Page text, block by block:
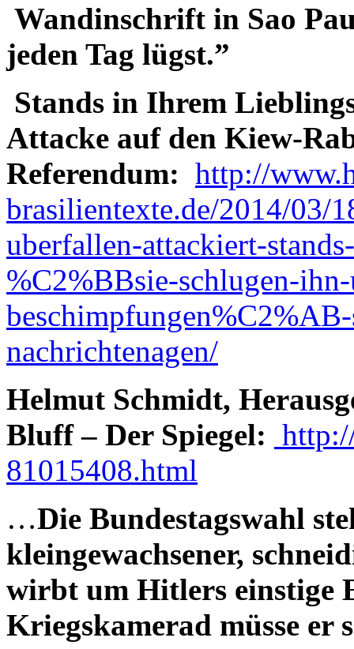
Wandinschrift in Sao
jeden Tag lügst.”
Stands in Ihrem
Attacke auf den Kiew-
Referendum: http://
brasilientexte.de/2014/03/
uberfallen-attackiert-
%C2%BBsie-schlugen-
nachrichtenagen/
Helmut Schmidt,
Bluff – Der Spiegel:
81015408.html
…Die Bundestagswahl
kleingewachsener,
wirbt um Hitlers einstige
Kriegskamerad müsse er